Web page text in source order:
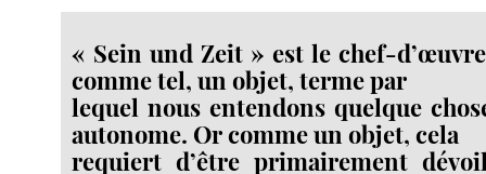
« Sein und Zeit » est le chef-
comme tel, un objet, terme par
lequel nous entendons quelque
autonome. Or comme un objet, cela
requiert d’être primairement